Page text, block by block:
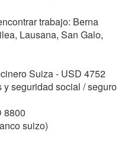
trabajo: Berna
Lausana, San Galo,
Suiza - USD 4752
seguridad social / seguro
8800
suizo)